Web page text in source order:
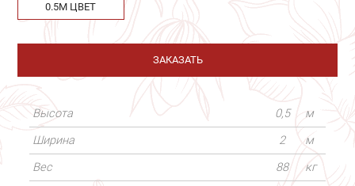
0.5М ЦВЕТ
ЗАКАЗАТЬ
Высота 0,5
м
Ширина
2
м
Вес
88
кг